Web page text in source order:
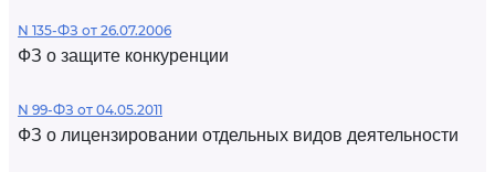
N 135-ФЗ от 26.07.2006
ФЗ о защите конкуренции
N 99-ФЗ от 04.05.2011
ФЗ о лицензировании отдельных видов деятельности